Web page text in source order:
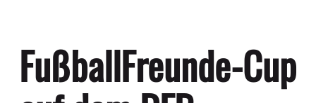
FußballFreunde-Cup